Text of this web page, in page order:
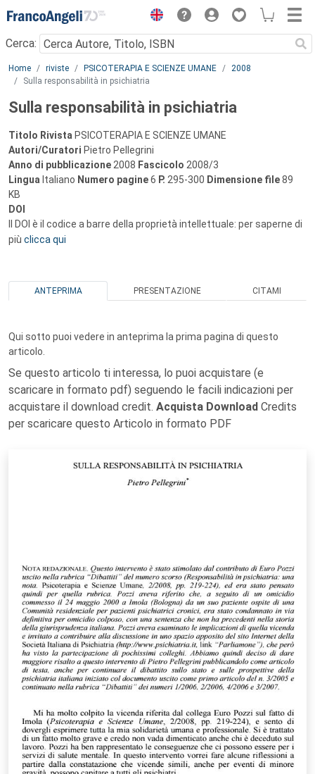
Menu
Cerca:
Main content
Home riviste PSICOTERAPIA E SCIENZE UMANE
2008
Sulla responsabilità in psichiatria
Sulla responsabilità in psichiatria
Titolo Rivista PSICOTERAPIA E SCIENZE UMANE
Autori/Curatori Pietro Pellegrini
Anno di pubblicazione 2008 Fascicolo 2008/3
Lingua Italiano Numero pagine6 P. 295-300 Dimensione file89
KB
DOI
Il DOI è il codice a barre della proprietà intellettuale: per saperne di
più clicca qui
ANTEPRIMA PRESENTAZIONE CITAMI
Qui sotto puoi vedere in anteprima la prima pagina di questo
articolo.
Se questo articolo ti interessa, lo puoi acquistare (e
scaricare in formato pdf) seguendo le facili indicazioni per
acquistare il download credit. Acquista Download Credits
per scaricare questo Articolo in formato PDF